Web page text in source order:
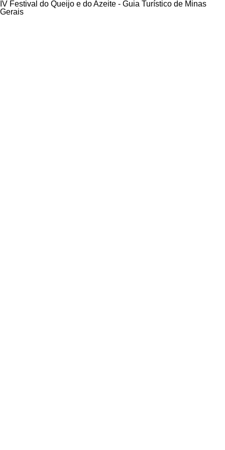
IV Festival do Queijo e do Azeite - Guia Turístico de Minas
Gerais